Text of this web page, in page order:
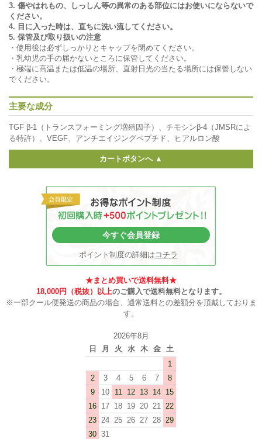
3. 傷やはれもの、しっしん等の異常のある部位にはお使いにならないで
ください。
4. 目に入った時は、直ちに洗い流してください。
5. 保管及び取り扱いの注意
・使用後は必ずしっかりとキャップを閉めてください。
・乳幼児の手の届かないところに保管してください。
・極端に高温または低温の場所、直射日光の当たる場所には保管しない
でください。
主要な成分
TGF β-1（トランスフォーミング増殖因子）、チモシンβ-4（JMSRによ
る特許）、VEGF、アンチエイジングペプチド、ヒアルロン酸
カートボタンへ ▲
今すぐ会員登録
ポイント制度の詳細は コチラ
★まとめ買いで送料無料★
18,000円（税抜）以上のご購入で送料無料となります。
※一部クール便発送の商品の場合、通常送料との差額分を頂戴しておりま
す。
2026年8月
日
月 火 水 木 金
土
1
2
3 4 5 6 7
8
9
10 11 12 13 14 15
16 17 18 19 20 21
22
23 24 25 26 27 28 29
30 31